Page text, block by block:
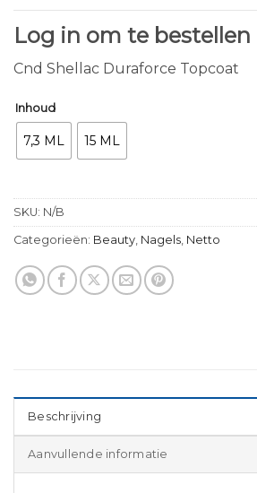
Log in om te bestellen
Cnd Shellac Duraforce Topcoat
Inhoud
7,3 ML 15 ML
SKU: N/B
Categorieën: Beauty, Nagels, Netto
Beschrijving
Aanvullende informatie